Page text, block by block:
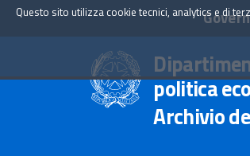
politica
Archivio
Questo sito utilizza cookie tecnici, analytics e di